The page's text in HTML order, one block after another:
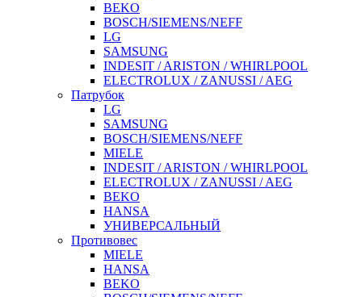
BEKO
BOSCH/SIEMENS/NEFF
LG
SAMSUNG
INDESIT / ARISTON / WHIRLPOOL
ELECTROLUX / ZANUSSI / AEG
Патрубок
LG
SAMSUNG
BOSCH/SIEMENS/NEFF
MIELE
INDESIT / ARISTON / WHIRLPOOL
ELECTROLUX / ZANUSSI / AEG
BEKO
HANSA
УНИВЕРСАЛЬНЫЙ
Противовес
MIELE
HANSA
BEKO